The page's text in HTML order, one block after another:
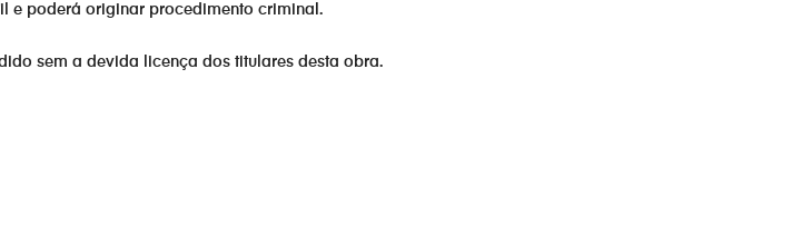
e poderá originar procedimento criminal.
sem a devida licença dos titulares desta obra.